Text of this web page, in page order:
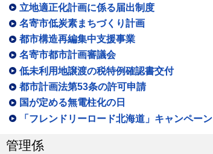
立地適正化計画に係る届出制度
名寄市低炭素まちづくり計画
都市構造再編集中支援事業
名寄市都市計画審議会
低未利用地譲渡の税特例確認書交付
都市計画法第53条の許可申請
国が定める無電柱化の日
「フレンドリーロード北海道」キャンペーン
管理係